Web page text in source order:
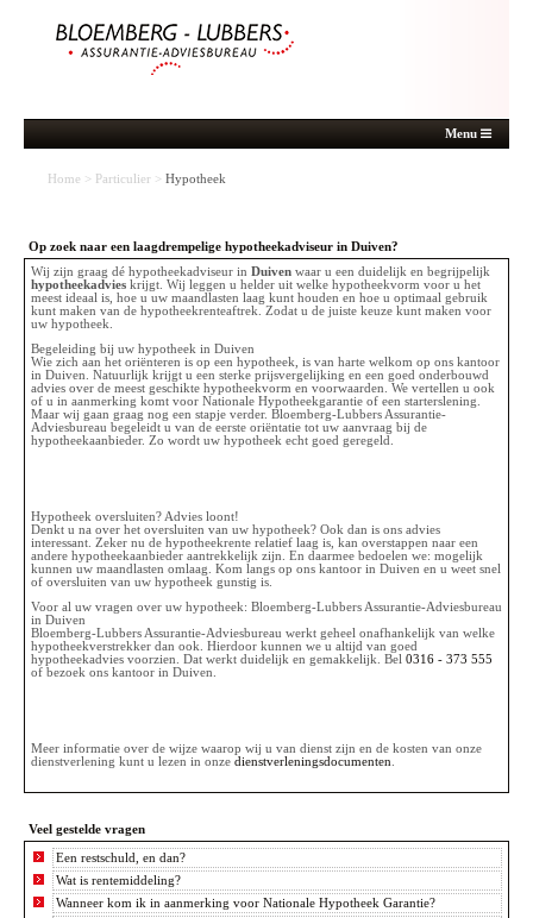
Menu
Home > Particulier > Hypotheek
Op zoek naar een laagdrempelige hypotheekadviseur in Duiven?
Wij zijn graag dé hypotheekadviseur in Duiven waar u een duidelijk en begrijpelijk
hypotheekadvies krijgt. Wij leggen u helder uit welke hypotheekvorm voor u het
meest ideaal is, hoe u uw maandlasten laag kunt houden en hoe u optimaal gebruik
kunt maken van de hypotheekrenteaftrek. Zodat u de juiste keuze kunt maken voor
uw hypotheek.
Begeleiding bij uw hypotheek in Duiven
Wie zich aan het oriënteren is op een hypotheek, is van harte welkom op ons kantoor
in Duiven. Natuurlijk krijgt u een sterke prijsvergelijking en een goed onderbouwd
advies over de meest geschikte hypotheekvorm en voorwaarden. We vertellen u ook
of u in aanmerking komt voor Nationale Hypotheekgarantie of een starterslening.
Maar wij gaan graag nog een stapje verder. Bloemberg-Lubbers Assurantie-
Adviesbureau begeleidt u van de eerste oriëntatie tot uw aanvraag bij de
hypotheekaanbieder. Zo wordt uw hypotheek echt goed geregeld.
Hypotheek oversluiten? Advies loont!
Denkt u na over het oversluiten van uw hypotheek? Ook dan is ons advies
interessant. Zeker nu de hypotheekrente relatief laag is, kan overstappen naar een
andere hypotheekaanbieder aantrekkelijk zijn. En daarmee bedoelen we: mogelijk
kunnen uw maandlasten omlaag. Kom langs op ons kantoor in Duiven en u weet snel
of oversluiten van uw hypotheek gunstig is.
Voor al uw vragen over uw hypotheek: Bloemberg-Lubbers Assurantie-Adviesbureau
in Duiven
Bloemberg-Lubbers Assurantie-Adviesbureau werkt geheel onafhankelijk van welke
hypotheekverstrekker dan ook. Hierdoor kunnen we u altijd van goed
hypotheekadvies voorzien. Dat werkt duidelijk en gemakkelijk. Bel 0316 - 373 555
of bezoek ons kantoor in Duiven.
Meer informatie over de wijze waarop wij u van dienst zijn en de kosten van onze
dienstverlening kunt u lezen in onze dienstverleningsdocumenten
Veel gestelde vragen
Een restschuld, en dan?
Wat is rentemiddeling?
Wanneer kom ik in aanmerking voor Nationale Hypotheek Garantie?